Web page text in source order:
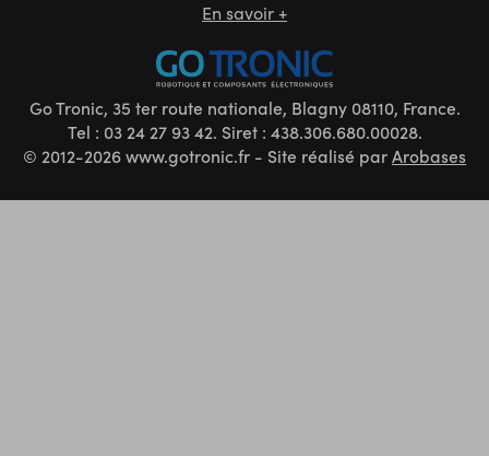
En savoir +
Go Tronic, 35 ter route nationale, Blagny 08110, France.
Tel : 03 24 27 93 42. Siret : 438.306.680.00028.
© 2012-2026 www.gotronic.fr - Site réalisé parArobases